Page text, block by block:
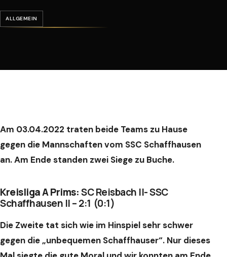
ALLGEMEIN
Am 03.04.2022 traten beide Teams zu Hause
gegen die Mannschaften vom SSC Schaffhausen
an. Am Ende standen zwei Siege zu Buche.
Kreisliga A Prims:SC Reisbach II- SSC
Schaffhausen II – 2:1 (0:1)
Die Zweite tat sich wie im Hinspiel sehr schwer
gegen die „unbequemen Schaffhauser“. Nur dieses